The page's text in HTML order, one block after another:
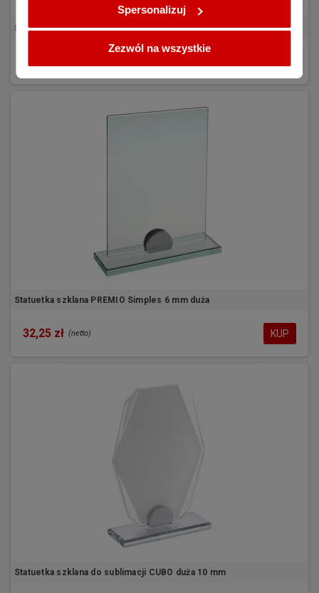
Statuetka szklana do sublimacji CUBO mała 10 mm
Statuetka szklana PREMIO Simples 6 mm duża
32,25 zł (netto) KUP
Statuetka szklana do sublimacji CUBO duża 10 mm
Spersonalizuj
Zezwól na wszystkie